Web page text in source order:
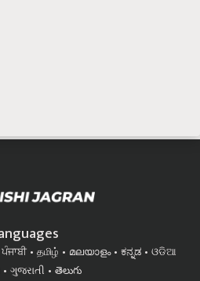
ਪੰਜਾਬੀ தமிழ் മലയാളം ಕನ್ನಡ
ଓଡିଆ
ગુજરાતી తెలుగు